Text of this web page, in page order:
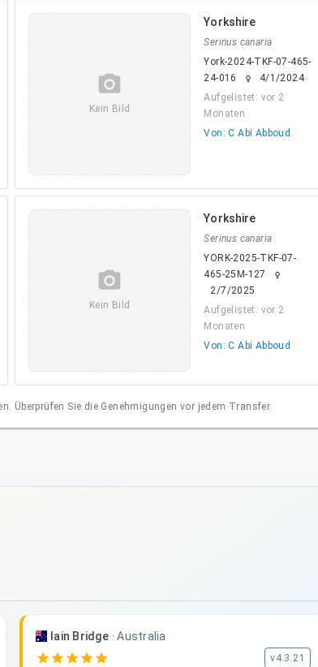
camera_alt
Kein Bild
Yorkshire
Serinus canaria
York-2024-TKF-07-465-
24-016
female
4/1/2024
Aufgelistet: vor 2
Monaten
Von: C Abi Abboud
camera_alt
Kein Bild
Yorkshire
Serinus canaria
YORK-2025-TKF-07-
465-25M-127
female
2/7/2025
Aufgelistet: vor 2
Monaten
Von: C Abi Abboud
Überprüfen Sie die Genehmigungen vor jedem Transfer.
Iain Bridge ·Australia
star star star star star v4.3.21